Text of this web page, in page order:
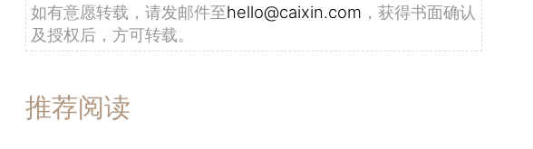
如有意愿转载，请发邮件至hello@caixin.com ，获得书面确认
及授权后，方可转载。
推荐阅读